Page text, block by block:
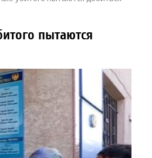
пытаются